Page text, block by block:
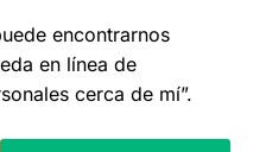
encontrarnos
en línea de
cerca de mí”.